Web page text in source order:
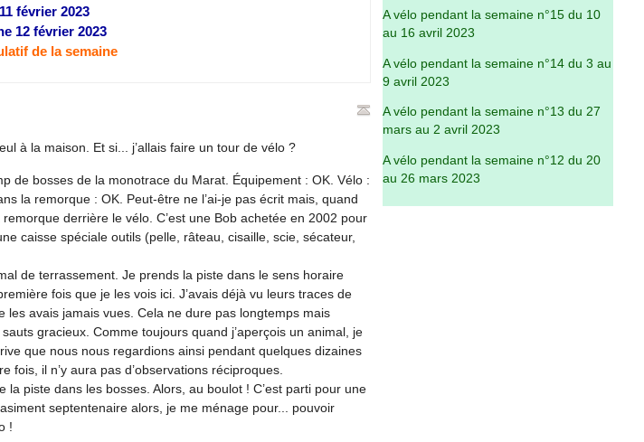
février 2023
12 février 2023
de la semaine
à la maison. Et si... j’allais faire un tour de vélo ?
de bosses de la monotrace du Marat. Équipement : OK. Vélo :
la remorque : OK. Peut-être ne l’ai-je pas écrit mais, quand
derrière le vélo. C’est une Bob achetée en 2002 pour
caisse spéciale outils (pelle, râteau, cisaille, scie, sécateur,
de terrassement. Je prends la piste dans le sens horaire
fois que je les vois ici. J’avais déjà vu leurs traces de
avais jamais vues. Cela ne dure pas longtemps mais
gracieux. Comme toujours quand j’aperçois un animal, je
que nous nous regardions ainsi pendant quelques dizaines
il n’y aura pas d’observations réciproques.
piste dans les bosses. Alors, au boulot ! C’est parti pour une
septentenaire alors, je me ménage pour... pouvoir
!
A vélo pendant la semaine n°15 du 10
au 16 avril 2023
A vélo pendant la semaine n°14 du 3 au
9 avril 2023
A vélo pendant la semaine n°13 du 27
mars au 2 avril 2023
A vélo pendant la semaine n°12 du 20
au 26 mars 2023